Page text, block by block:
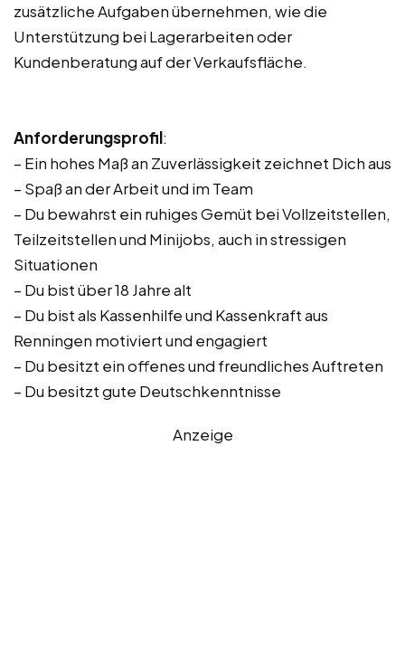
zusätzliche Aufgaben übernehmen, wie die
Unterstützung bei Lagerarbeiten oder
Kundenberatung auf der Verkaufsfläche.
Anforderungsprofil:
– Ein hohes Maß an Zuverlässigkeit zeichnet Dich aus
– Spaß an der Arbeit und im Team
– Du bewahrst ein ruhiges Gemüt bei Vollzeitstellen,
Teilzeitstellen und Minijobs, auch in stressigen
Situationen
– Du bist über 18 Jahre alt
– Du bist als Kassenhilfe und Kassenkraft aus
Renningen motiviert und engagiert
– Du besitzt ein offenes und freundliches Auftreten
– Du besitzt gute Deutschkenntnisse
Anzeige